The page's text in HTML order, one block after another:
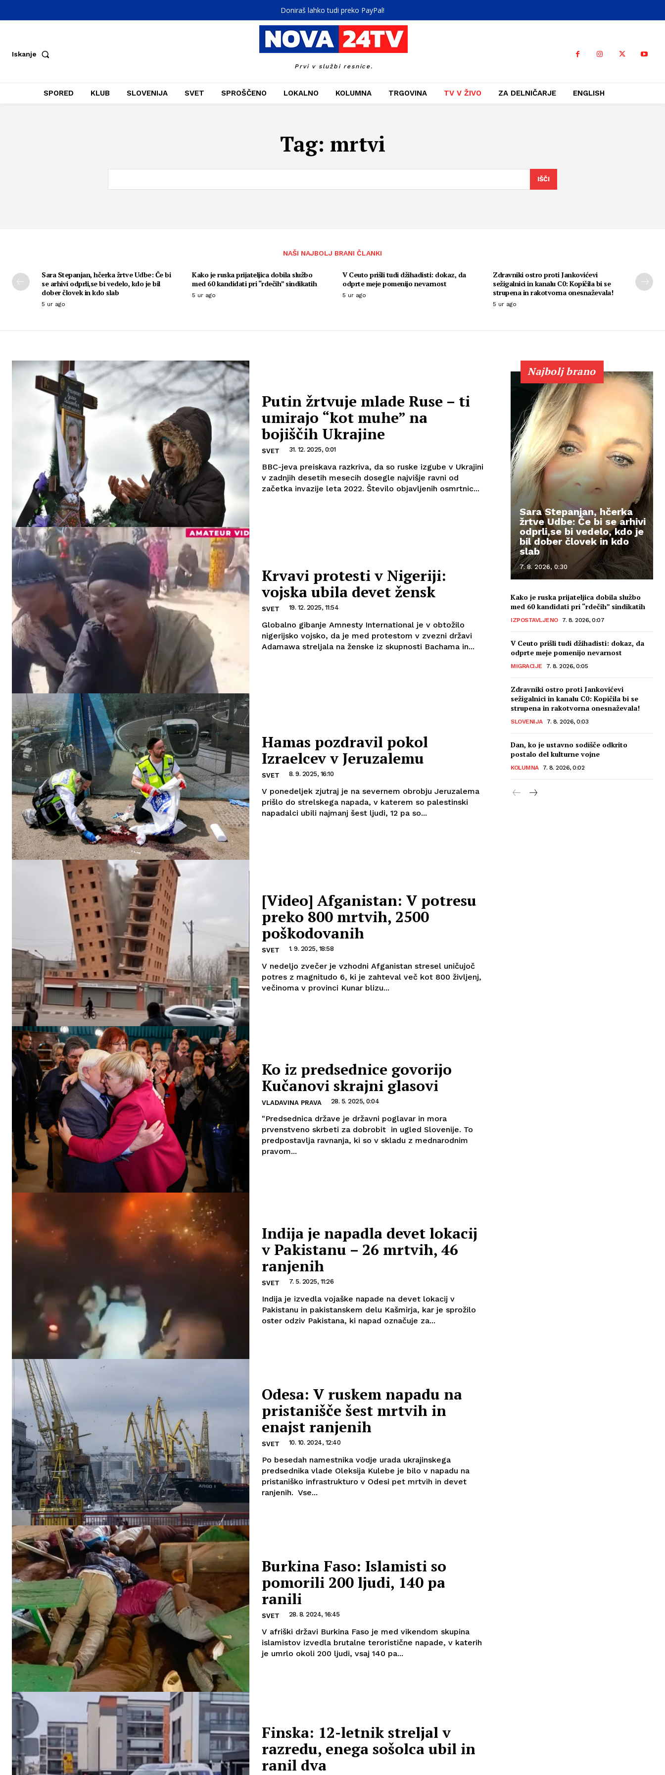
Doniraš lahko tudi preko PayPal!
Iskanje
Prvi v službi resnice.
SPORED KLUB SLOVENIJA SVET SPROŠČENO LOKALNO KOLUMNA TRGOVINA TV V ŽIVO ZA DELNIČARJE ENGLISH
Tag: mrtvi
IŠČI
NAŠI NAJBOLJ BRANI ČLANKI
Sara Stepanjan, hčerka žrtve Udbe: Če bi
se arhivi odprli,se bi vedelo, kdo je bil
dober človek in kdo slab
5 ur ago
Kako je ruska prijateljica dobila službo
med 60 kandidati pri “rdečih” sindikatih
5 ur ago
V Ceuto prišli tudi džihadisti: dokaz, da
odprte meje pomenijo nevarnost
5 ur ago
Zdravniki ostro proti Jankovićevi
sežigalnici in kanalu C0: Kopičila bi se
strupena in rakotvorna onesnaževala!
5 ur ago
Putin žrtvuje mlade Ruse – ti
umirajo “kot muhe” na
bojiščih Ukrajine
SVET 31. 12. 2025, 0:01
BBC-jeva preiskava razkriva, da so ruske izgube v Ukrajini
v zadnjih desetih mesecih dosegle najvišje ravni od
začetka invazije leta 2022. Število objavljenih osmrtnic...
Krvavi protesti v Nigeriji:
vojska ubila devet žensk
SVET 19. 12. 2025, 11:54
Globalno gibanje Amnesty International je v obtožilo
nigerijsko vojsko, da je med protestom v zvezni državi
Adamawa streljala na ženske iz skupnosti Bachama in...
Hamas pozdravil pokol
Izraelcev v Jeruzalemu
SVET 8. 9. 2025, 16:10
V ponedeljek zjutraj je na severnem obrobju Jeruzalema
prišlo do strelskega napada, v katerem so palestinski
napadalci ubili najmanj šest ljudi, 12 pa so...
[Video] Afganistan: V potresu
preko 800 mrtvih, 2500
poškodovanih
SVET 1. 9. 2025, 18:58
V nedeljo zvečer je vzhodni Afganistan stresel uničujoč
potres z magnitudo 6, ki je zahteval več kot 800 življenj,
večinoma v provinci Kunar blizu...
Ko iz predsednice govorijo
Kučanovi skrajni glasovi
VLADAVINA PRAVA 28. 5. 2025, 0:04
"Predsednica države je državni poglavar in mora
prvenstveno skrbeti za dobrobit in ugled Slovenije. To
predpostavlja ravnanja, ki so v skladu z mednarodnim
pravom...
Indija je napadla devet lokacij
v Pakistanu – 26 mrtvih, 46
ranjenih
SVET 7. 5. 2025, 11:26
Indija je izvedla vojaške napade na devet lokacij v
Pakistanu in pakistanskem delu Kašmirja, kar je sprožilo
oster odziv Pakistana, ki napad označuje za...
Odesa: V ruskem napadu na
pristanišče šest mrtvih in
enajst ranjenih
SVET 10. 10. 2024, 12:40
Po besedah namestnika vodje urada ukrajinskega
predsednika vlade Oleksija Kulebe je bilo v napadu na
pristaniško infrastrukturo v Odesi pet mrtvih in devet
ranjenih. Vse...
Burkina Faso: Islamisti so
pomorili 200 ljudi, 140 pa
ranili
SVET 28. 8. 2024, 16:45
V afriški državi Burkina Faso je med vikendom skupina
islamistov izvedla brutalne teroristične napade, v katerih
je umrlo okoli 200 ljudi, vsaj 140 pa...
Finska: 12-letnik streljal v
razredu, enega sošolca ubil in
ranil dva
Najbolj brano
Sara Stepanjan, hčerka
žrtve Udbe: Če bi se arhivi
odprli,se bi vedelo, kdo je
bil dober človek in kdo
slab
7. 8. 2026, 0:30
Kako je ruska prijateljica dobila službo
med 60 kandidati pri “rdečih” sindikatih
IZPOSTAVLJENO 7. 8. 2026, 0:07
V Ceuto prišli tudi džihadisti: dokaz, da
odprte meje pomenijo nevarnost
MIGRACIJE 7. 8. 2026, 0:05
Zdravniki ostro proti Jankovićevi
sežigalnici in kanalu C0: Kopičila bi se
strupena in rakotvorna onesnaževala!
SLOVENIJA 7. 8. 2026, 0:03
Dan, ko je ustavno sodišče odkrito
postalo del kulturne vojne
KOLUMNA 7. 8. 2026, 0:02